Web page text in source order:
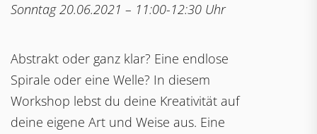
Sonntag 20.06.2021 – 11:00-12:30 Uhr
Abstrakt oder ganz klar? Eine endlose
Spirale oder eine Welle? In diesem
Workshop lebst du deine Kreativität auf
deine eigene Art und Weise aus. Eine